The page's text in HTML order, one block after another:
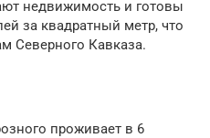
недвижимость и готовы
за квадратный метр, что
Северного Кавказа.
проживает в 6